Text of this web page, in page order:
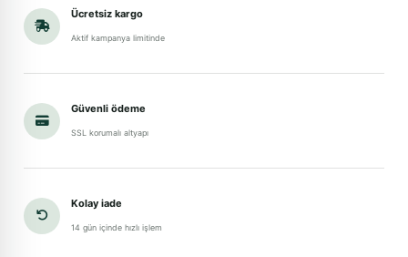
Ücretsiz kargo
Aktif kampanya limitinde
Güvenli ödeme
SSL korumalı altyapı
Kolay iade
14 gün içinde hızlı işlem